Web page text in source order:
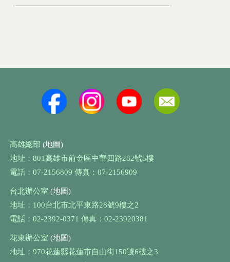
高雄總部 (地圖)
地址：801高雄市前金區中華四路282號5樓
電話：07-2156809 傳真：07-2156909
台北辦公室 (地圖)
地址：100台北市北平東路28號9樓之2
電話：02-2392-0371 傳真：02-23920381
花東辦公室 (地圖)
地址：970花蓮縣花蓮市自由街150號6樓之3